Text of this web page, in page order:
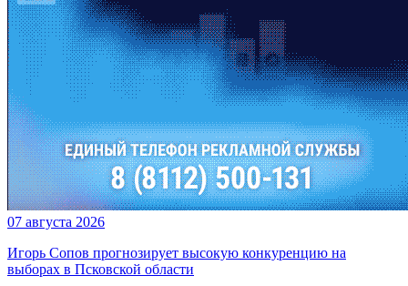
07 августа 2026
Игорь Сопов прогнозирует высокую конкуренцию на
выборах в Псковской области